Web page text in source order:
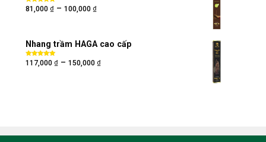
Được xếp
hạng 5.005
81,000 ₫ – 100,000 ₫
Nhang trầm HAGA cao cấp
Được xếp
hạng5.005
117,000 ₫ – 150,000 ₫